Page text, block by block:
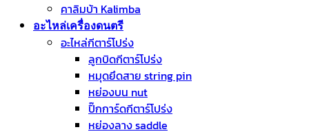
คาลิมบ้า Kalimba
อะไหล่เครื่องดนตรี
อะไหล่กีตาร์โปร่ง
ลูกบิดกีตาร์โปร่ง
หมุดยึดสาย string pin
หย่องบน nut
ปิ๊กการ์ดกีตาร์โปร่ง
หย่องลาง saddle